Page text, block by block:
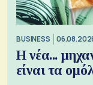
BUSINESS
Η νέα...
είναι τα